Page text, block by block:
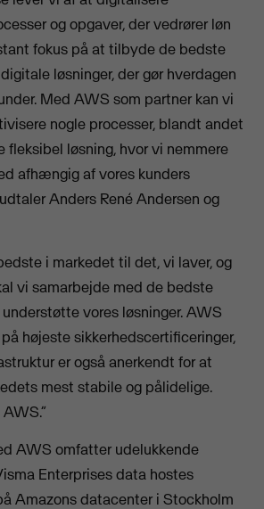
og opgaver, der vedrører løn
fokus på at tilbyde de bedste
løsninger, der gør hverdagen
Med AWS som partner kan vi
nogle processer, blandt andet
fleksibel løsning, hvor vi nemmere
afhængig af vores kunders
Anders René Andersen og
i markedet til det, vi laver, og
vi samarbejde med de bedste
vores løsninger. AWS
højeste sikkerhedscertificeringer,
er også anerkendt for at
mest stabile og pålidelige.
AWS omfatter udelukkende
Enterprises data hostes
Amazons datacenter i Stockholm